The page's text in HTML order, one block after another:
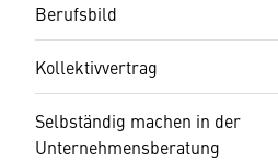
Berufsbild
Kollektivvertrag
Selbständig machen in der
Unternehmensberatung